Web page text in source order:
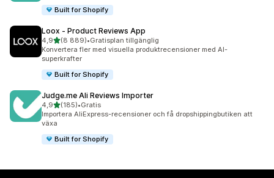
Built for Shopify
Loox ‑ Product Reviews App
4,9av 5 stjärnor
(8 889)
8889 recensioner totalt
•Gratisplan tillgänglig
Konvertera fler med visuella produktrecensioner med AI-
superkrafter
Built for Shopify
Judge.me Ali Reviews Importer
4,9av 5 stjärnor
(185)
185 recensioner totalt
•Gratis
Importera AliExpress-recensioner och få dropshippingbutiken att
växa
Built for Shopify